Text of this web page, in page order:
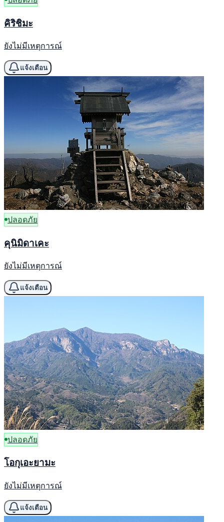
คิริชิมะ
ยังไม่มีเหตุการณ์
แจ้งเตือน
ปลอดภัย
คุนิมิดาเคะ
ยังไม่มีเหตุการณ์
แจ้งเตือน
ปลอดภัย
โอกุเอะยามะ
ยังไม่มีเหตุการณ์
แจ้งเตือน